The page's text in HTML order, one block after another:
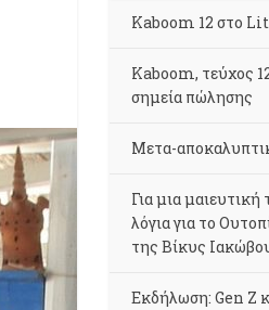
Kaboom 12 στο
Kaboom, τεύχος
σημεία πώλησης
Μετα-
Για μια
λόγια για το
της Βίκυς
Εκδήλωση: Gen Z